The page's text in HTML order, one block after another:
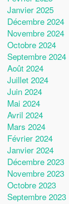
Janvier 2025
Décembre 2024
Novembre 2024
Octobre 2024
Septembre 2024
Août 2024
Juillet 2024
Juin 2024
Mai 2024
Avril 2024
Mars 2024
Février 2024
Janvier 2024
Décembre 2023
Novembre 2023
Octobre 2023
Septembre 2023